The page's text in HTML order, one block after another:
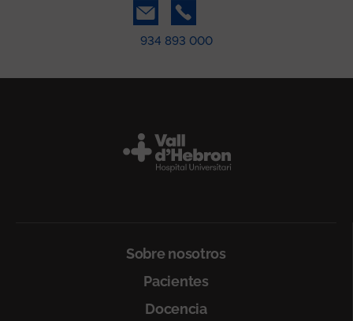
934 893 000
Sobre nosotros
Pacientes
Docencia